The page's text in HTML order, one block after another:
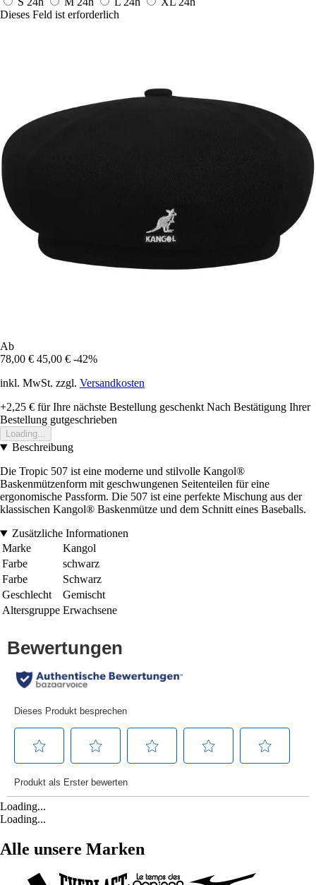
Dieses Feld ist erforderlich
Ab
78,00 € 45,00 € -42%
inkl. MwSt. zzgl. Versandkosten
+2,25 € für Ihre nächste Bestellung geschenkt Nach Bestätigung Ihrer
Bestellung gutgeschrieben
Loading...
Beschreibung
Die Tropic 507 ist eine moderne und stilvolle Kangol®
Baskenmützenform mit geschwungenen Seitenteilen für eine
ergonomische Passform. Die 507 ist eine perfekte Mischung aus der
klassischen Kangol® Baskenmütze und dem Schnitt eines Baseballs.
Zusätzliche Informationen
Marke
Kangol
Farbe
schwarz
Farbe
Schwarz
Geschlecht
Gemischt
Altersgruppe Erwachsene
Loading...
Loading...
Alle unsere Marken